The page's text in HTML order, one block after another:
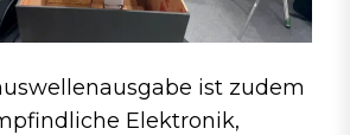
ist zudem
Elektronik,